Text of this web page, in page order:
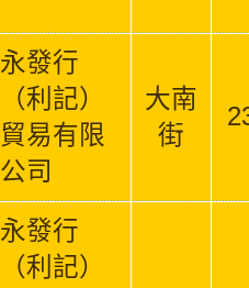
永發行
（利記）
貿易有限
公司
大南
街
永發行
（利記）